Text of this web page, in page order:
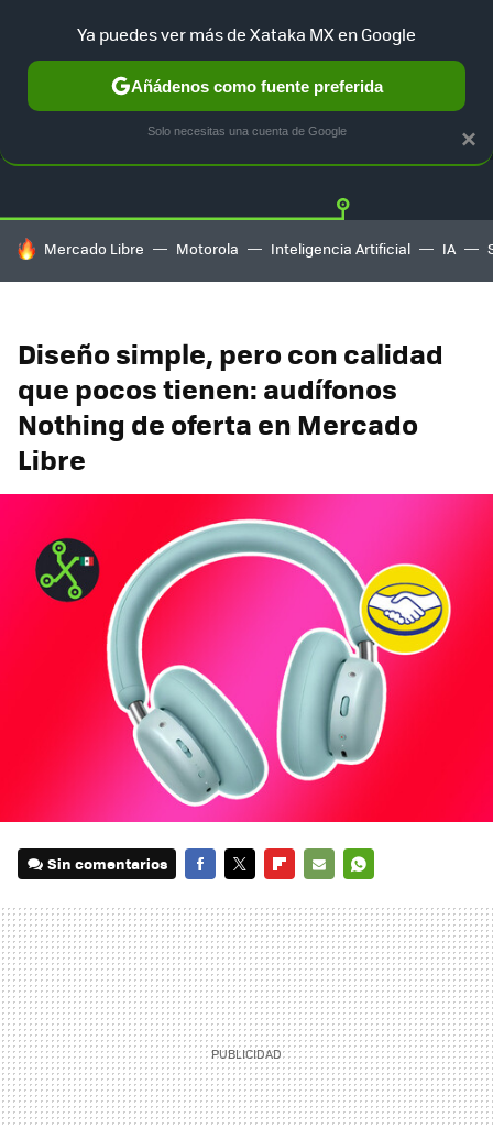
GUÍA DE COMPRAS MERCADO LIBRE
HOY SE HABLA DE
Mercado Libre Motorola Inteligencia Artificial IA
Diseño simple, pero con calidad
que pocos tienen: audífonos
Nothing de oferta en Mercado
Libre
Sin comentarios
MAIL
×
Ya puedes ver más de Xataka MX en Google
Añádenos como fuente preferida
Solo necesitas una cuenta de Google